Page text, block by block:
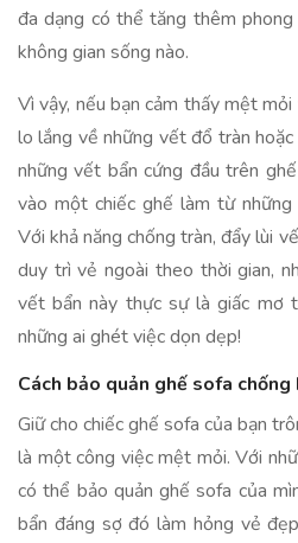
đa dạng có thể tăng thêm
không gian sống nào.
Vì vậy, nếu bạn cảm thấy mệt
lo lắng về những vết đổ tràn hoặc
những vết bẩn cứng đầu trên
vào một chiếc ghế làm từ những
Với khả năng chống tràn, đẩy lùi
duy trì vẻ ngoài theo thời gian,
vết bẩn này thực sự là giấc mơ
những ai ghét việc dọn dẹp!
Cách bảo quản ghế sofa chống
Giữ cho chiếc ghế sofa của bạn
là một công việc mệt mỏi. Với
có thể bảo quản ghế sofa của
bẩn đáng sợ đó làm hỏng vẻ